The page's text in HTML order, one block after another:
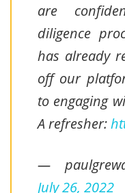
are
diligence
has already
off our
to engaging
A refresher:
—
July 26, 2022